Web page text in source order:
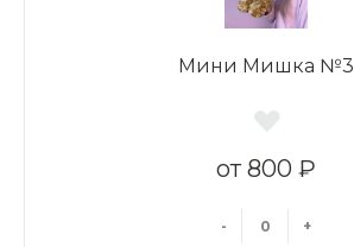
Мини Мишка №3
800 ₽
- +